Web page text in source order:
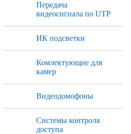
Передача
видеосигнала по UTP
ИК подсветки
Комлектующие для
камер
Видеодомофоны
Системы контроля
доступа